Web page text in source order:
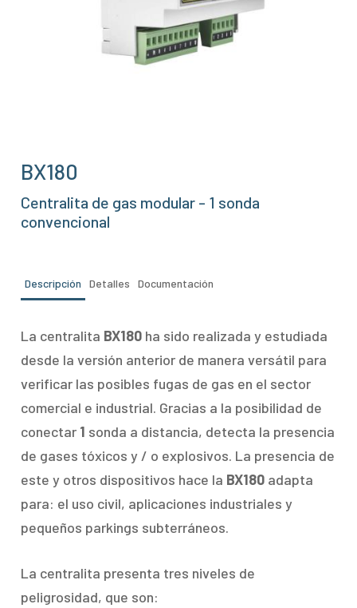
BX180
Centralita de gas modular - 1 sonda
convencional
Descripción Detalles Documentación
La centralita BX180ha sido realizada y estudiada
desde la versión anterior de manera versátil para
verificar las posibles fugas de gas en el sector
comercial e industrial. Gracias a la posibilidad de
conectar1 sonda a distancia, detecta la presencia
de gases tóxicos y / o explosivos. La presencia de
este y otros dispositivos hace la BX180 adapta
para: el uso civil, aplicaciones industriales y
pequeños parkings subterráneos.
La centralita presenta tres niveles de
peligrosidad, que son: